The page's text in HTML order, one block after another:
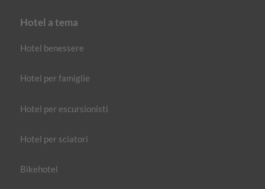
Hotel a tema
Hotel benessere
Hotel per famiglie
Hotel per escursionisti
Hotel per sciatori
Bikehotel